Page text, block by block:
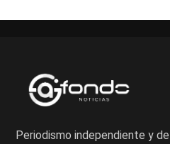
Periodismo independiente y